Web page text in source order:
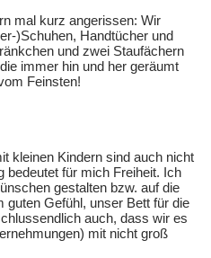
mal kurz angerissen: Wir
)Schuhen, Handtücher und
und zwei Staufächern
immer hin und her geräumt
Feinsten!
kleinen Kindern sind auch nicht
bedeutet für mich Freiheit. Ich
gestalten bzw. auf die
Gefühl, unser Bett für die
auch, dass wir es
mit nicht groß